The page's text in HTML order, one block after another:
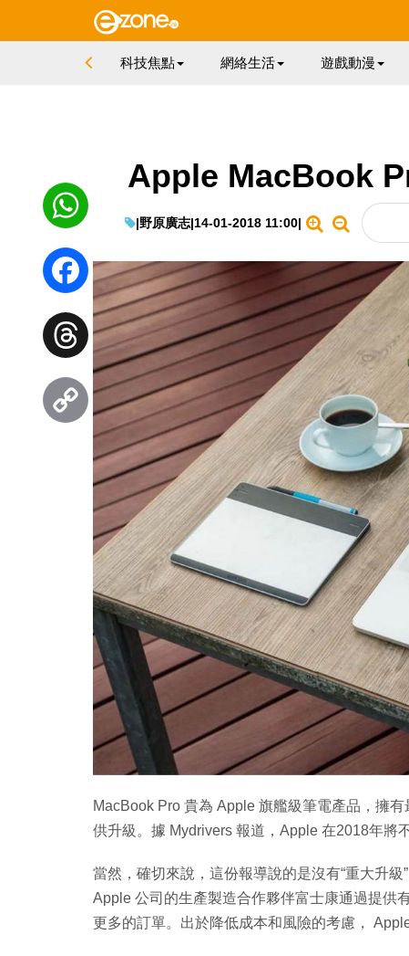
科技焦點 網絡生活 遊戲動漫
Apple MacBook
|野原廣志|14-01-2018 11:00|
MacBook Pro 貴為 Apple 旗艦級筆電產品，擁
供升級。據 Mydrivers 報道，Apple 在2018年將
當然，確切來說，這份報導說的是沒有“重大升
Apple 公司的生產製造合作夥伴富士康通過提供
更多的訂單。出於降低成本和風險的考慮，
WhatsApp
Facebook
Threads
Copy
Link